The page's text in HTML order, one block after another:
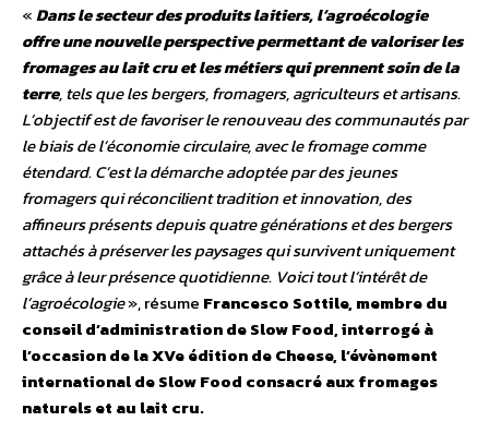
«Dans le secteur des produits laitiers, l’agroécologie
offre une nouvelle perspective permettant de valoriser les
fromages au lait cru et les métiers qui prennent soin de la
terre, tels que les bergers, fromagers, agriculteurs et artisans.
L’objectif est de favoriser le renouveau des communautés par
le biais de l’économie circulaire, avec le fromage comme
étendard. C’est la démarche adoptée par des jeunes
fromagers qui réconcilient tradition et innovation, des
affineurs présents depuis quatre générations et des bergers
attachés à préserver les paysages qui survivent uniquement
grâce à leur présence quotidienne. Voici tout l’intérêt de
l’agroécologie», résume Francesco Sottile, membre du
conseil d’administration de Slow Food, interrogé à
l’occasion de la XVe édition de Cheese, l’évènement
international de Slow Food consacré aux fromages
naturels et au lait cru.